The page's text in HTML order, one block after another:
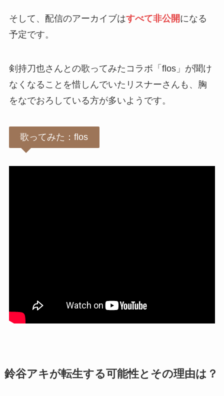
そして、配信のアーカイブはすべて非公開になる
予定です。
剣持刀也さんとの歌ってみたコラボ「flos」が聞け
なくなることを惜しんでいたリスナーさんも、胸
をなでおろしている方が多いようです。
歌ってみた：flos
鈴谷アキが転生する可能性とその理由は？